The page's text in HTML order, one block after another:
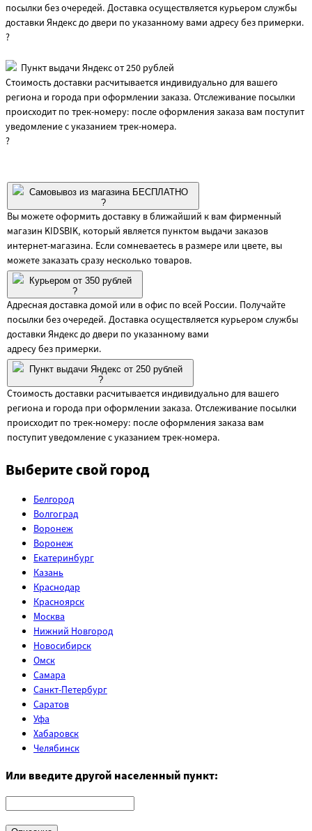
посылки без очередей. Доставка осуществляется курьером службы
доставки Яндекс до двери по указанному вами адресу без примерки.
?
Пункт выдачи Яндекс от 250 рублей
Стоимость доставки расчитывается индивидуально для вашего
региона и города при оформлении заказа. Отслеживание посылки
происходит по трек-номеру: после оформления заказа вам поступит
уведомление с указанием трек-номера.
?
Самовывоз из магазина БЕСПЛАТНО
?
Вы можете оформить доставку в ближайший к вам фирменный
магазин KIDSBIK, который является пунктом выдачи заказов
интернет-магазина. Если сомневаетесь в размере или цвете, вы
можете заказать сразу несколько товаров.
Курьером от 350 рублей
?
Адресная доставка домой или в офис по всей России. Получайте
посылки без очередей. Доставка осуществляется курьером службы
доставки Яндекс до двери по указанному вами
адресу без примерки.
Пункт выдачи Яндекс от 250 рублей
?
Стоимость доставки расчитывается индивидуально для вашего
региона и города при оформлении заказа. Отслеживание посылки
происходит по трек-номеру: после оформления заказа вам
поступит уведомление с указанием трек-номера.
Выберите свой город
Белгород
Волгоград
Воронеж
Воронеж
Екатеринбург
Казань
Краснодар
Красноярск
Москва
Нижний Новгород
Новосибирск
Омск
Самара
Санкт-Петербург
Саратов
Уфа
Хабаровск
Челябинск
Или введите другой населенный пункт: